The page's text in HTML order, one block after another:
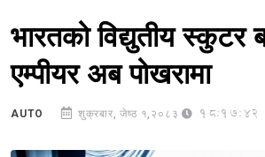
भारतको विद्युतीय स्कुटर
एम्पीयर अब पोखरामा
AUTO शुक्रबार, जेष्ठ १,२०८३ 18:17:42